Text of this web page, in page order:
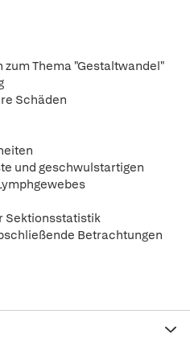
Thema "Gestaltwandel"
Schäden
und geschwulstartigen
Sektionsstatistik
Betrachtungen